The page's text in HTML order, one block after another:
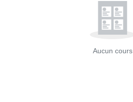
Aucun cours